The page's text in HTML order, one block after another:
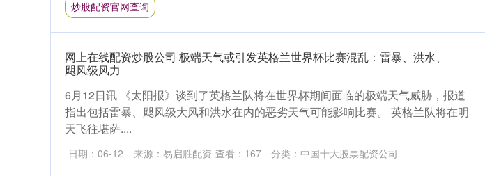
炒股配资官网查询
网上在线配资炒股公司 极端天气或引发英格兰世界杯比赛混乱：雷暴、洪水、
飓风级风力
6月12日讯 《太阳报》谈到了英格兰队将在世界杯期间面临的极端天气威胁，报道
指出包括雷暴、飓风级大风和洪水在内的恶劣天气可能影响比赛。 英格兰队将在明
天飞往堪萨....
日期：06-12 来源：易启胜配资 查看： 167 分类： 中国十大股票配资公司